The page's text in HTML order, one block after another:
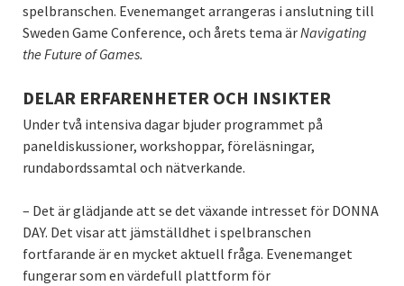
spelbranschen. Evenemanget arrangeras i anslutning till
Sweden Game Conference, och årets tema ärNavigating
the Future of Games.
DELAR ERFARENHETER OCH INSIKTER
Under två intensiva dagar bjuder programmet på
paneldiskussioner, workshoppar, föreläsningar,
rundabordssamtal och nätverkande.
– Det är glädjande att se det växande intresset för DONNA
DAY. Det visar att jämställdhet i spelbranschen
fortfarande är en mycket aktuell fråga. Evenemanget
fungerar som en värdefull plattform för